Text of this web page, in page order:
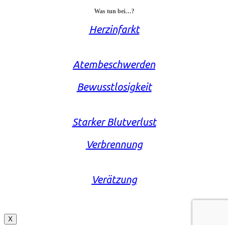
Was tun bei…?
Herzinfarkt
Atembeschwerden
Bewusstlosigkeit
Starker Blutverlust
Verbrennung
Verätzung
X